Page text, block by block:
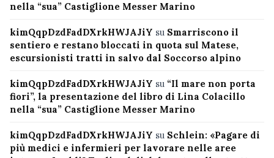
nella “sua” Castiglione Messer Marino
kimQqpDzdFadDXrkHWJAJiY su Smarriscono il
sentiero e restano bloccati in quota sul Matese,
escursionisti tratti in salvo dal Soccorso alpino
kimQqpDzdFadDXrkHWJAJiY su “Il mare non porta
fiori”, la presentazione del libro di Lina Colacillo
nella “sua” Castiglione Messer Marino
kimQqpDzdFadDXrkHWJAJiY su Schlein: «Pagare di
più medici e infermieri per lavorare nelle aree